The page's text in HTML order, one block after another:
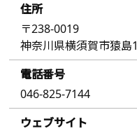
住所
〒238-0019
神奈川県横須賀市猿島1
電話番号
046-825-7144
ウェブサイト